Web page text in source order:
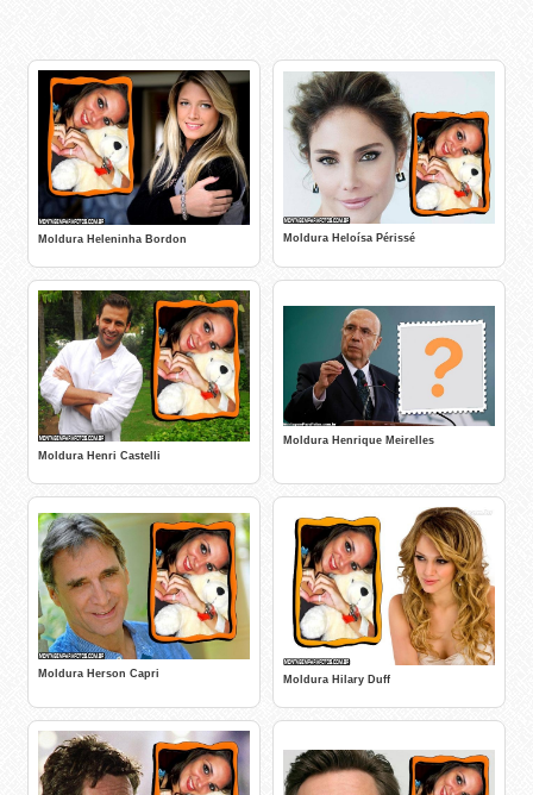
Moldura Heleninha Bordon Moldura Heloísa Périssé
Moldura Henri Castelli
Moldura Henrique Meirelles
Moldura Herson Capri
Moldura Hilary Duff